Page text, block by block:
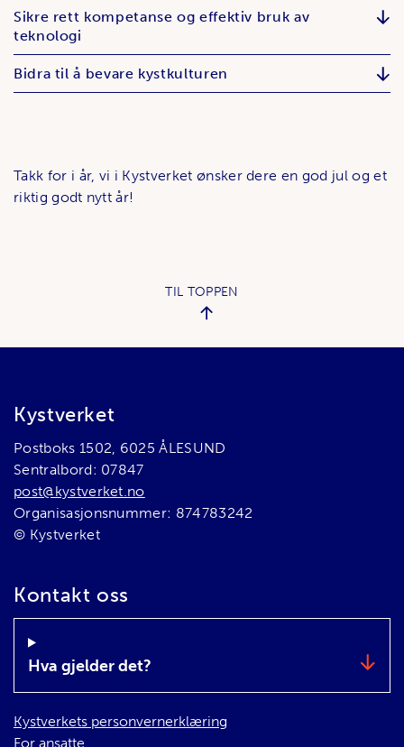
Sikre rett kompetanse og effektiv bruk av
teknologi
Bidra til å bevare kystkulturen
Takk for i år, vi i Kystverket ønsker dere en god jul og et
riktig godt nytt år!
TIL TOPPEN
Bunnområde
Kystverket
Postboks 1502, 6025 ÅLESUND
Sentralbord: 07847
post@kystverket.no
Organisasjonsnummer: 874783242
© Kystverket
Kontakt oss
Hva gjelder det?
Kystverkets personvernerklæring
For ansatte